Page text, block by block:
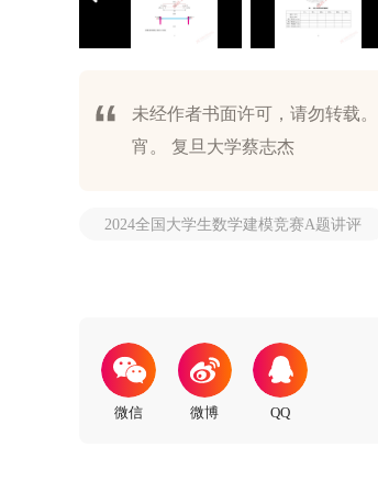
未经作者书面许可，请勿转载
宵。 复旦大学蔡志杰
2024全国大学生数学建模竞赛A题讲评